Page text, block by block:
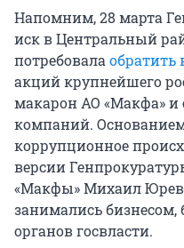
Напомним, 28 марта
иск в Центральный
потребовала обратить
акций крупнейшего
макарон АО «Макфа»
компаний.
коррупционное
версии
«Макфы» Михаил
занимались
органов госвласти.